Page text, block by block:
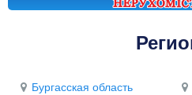
Бургасская область